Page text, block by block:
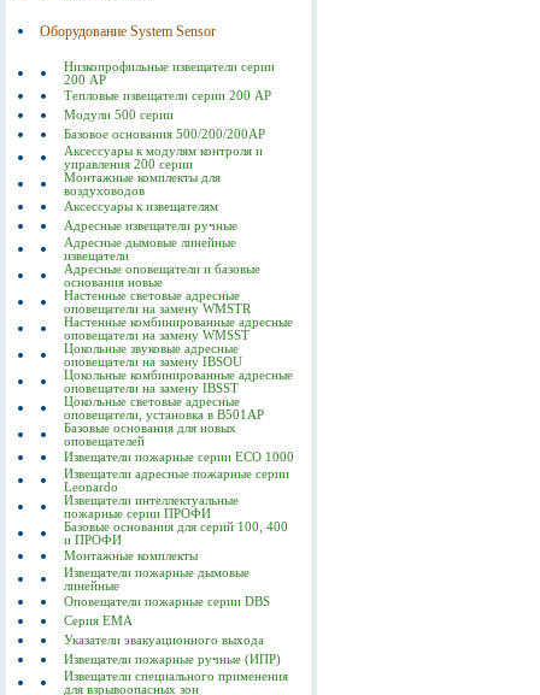
Оборудование System Sensor
Низкопрофильные извещатели серии
200 АР
Тепловые извещатели серии 200 АР
Модули 500 серии
Базовое основания 500/200/200AP
Аксессуары к модулям контроля и
управления 200 серии
Монтажные комплекты для
воздуховодов
Аксессуары к извещателям
Адресные извещатели ручные
Адресные дымовые линейные
извещатели
Адресные оповещатели и базовые
основания новые
Настенные световые адресные
оповещатели на замену WMSTR
Настенные комбинированные адресные
оповещатели на замену WMSST
Цокольные звуковые адресные
оповещатели на замену IBSOU
Цокольные комбинированные адресные
оповещатели на замену IBSST
Цокольные световые адресные
оповещатели, установка в B501AP
Базовые основания для новых
оповещателей
Извещатели пожарные серии ECO 1000
Извещатели адресные пожарные серии
Leonardo
Извещатели интеллектуальные
пожарные серии ПРОФИ
Базовые основания для серий 100, 400
и ПРОФИ
Монтажные комплекты
Извещатели пожарные дымовые
линейные
Оповещатели пожарные серии DBS
Серия EMA
Указатели эвакуационного выхода
Извещатели пожарные ручные (ИПР)
Извещатели специального применения
для взрывоопасных зон